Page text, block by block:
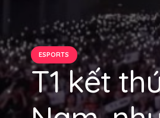
ESPORTS
T1 kết